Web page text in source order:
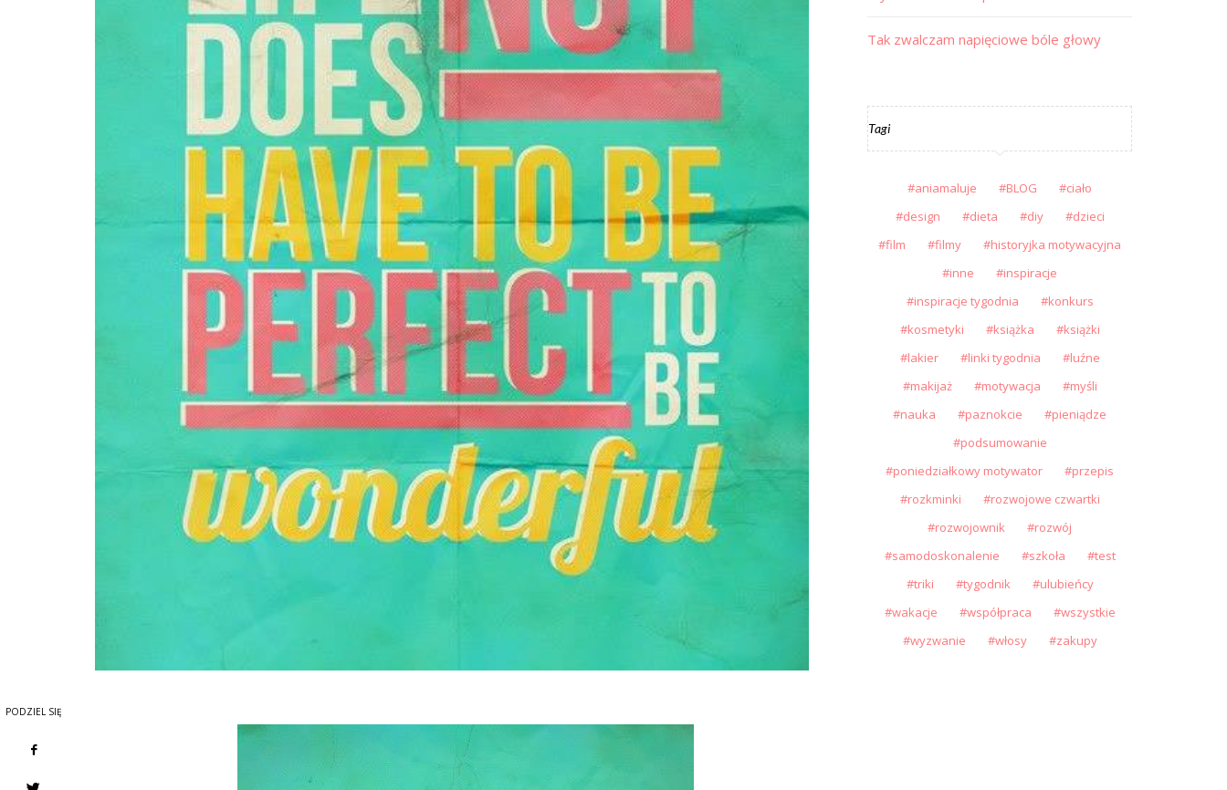
PODZIEL SIĘ
Tak zwalczam napięciowe bóle głowy
Tagi
aniamaluje BLOG
ciało
design
dieta diy
dzieci
film
filmy
historyjka motywacyjna
inne
inspiracje
inspiracje tygodnia
konkurs
kosmetyki
książka
książki
lakier
linki tygodnia
luźne
makijaż
motywacja
myśli
nauka
paznokcie
pieniądze
podsumowanie
poniedziałkowy motywator
przepis
rozkminki
rozwojowe czwartki
rozwojownik
rozwój
samodoskonalenie
szkoła
test
triki
tygodnik
ulubieńcy
wakacje
współpraca
wszystkie
wyzwanie
włosy zakupy